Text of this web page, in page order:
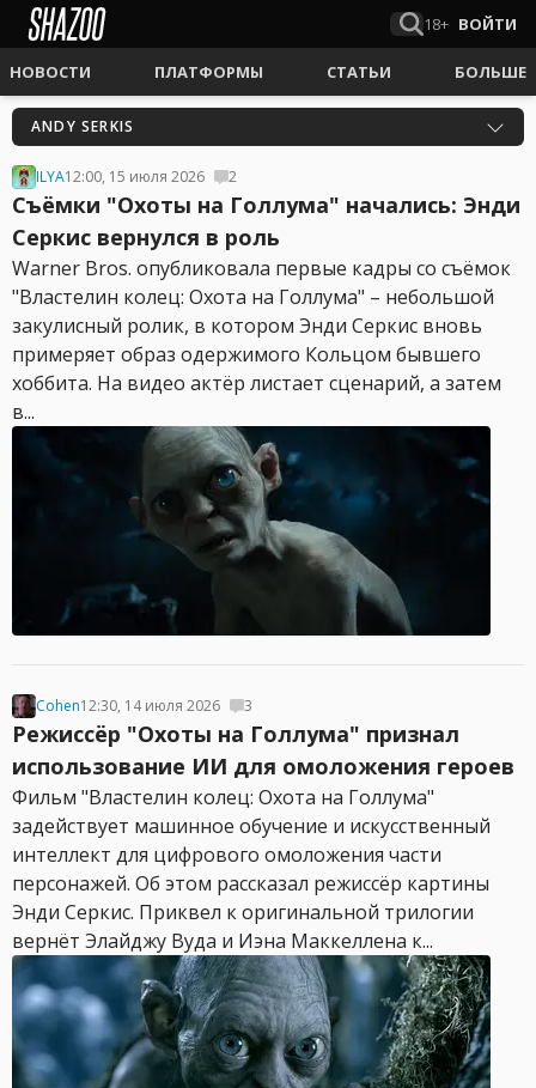
18+ ВОЙТИ
НОВОСТИ ПЛАТФОРМЫ СТАТЬИ БОЛЬШЕ
ANDY SERKIS
ILYA12:00, 15 июля 2026 2
Съёмки "Охоты на Голлума" начались: Энди
Серкис вернулся в роль
Warner Bros. опубликовала первые кадры со съёмок
"Властелин колец: Охота на Голлума" – небольшой
закулисный ролик, в котором Энди Серкис вновь
примеряет образ одержимого Кольцом бывшего
хоббита. На видео актёр листает сценарий, а затем
в...
Cohen12:30, 14 июля 2026 3
Режиссёр "Охоты на Голлума" признал
использование ИИ для омоложения героев
Фильм "Властелин колец: Охота на Голлума"
задействует машинное обучение и искусственный
интеллект для цифрового омоложения части
персонажей. Об этом рассказал режиссёр картины
Энди Серкис. Приквел к оригинальной трилогии
вернёт Элайджу Вуда и Иэна Маккеллена к...